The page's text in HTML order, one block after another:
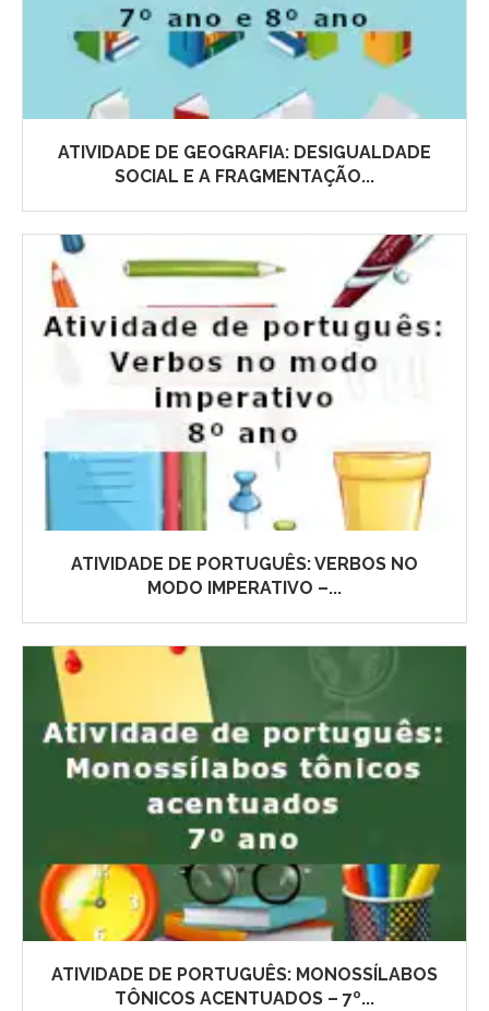
ATIVIDADE DE GEOGRAFIA: DESIGUALDADE
SOCIAL E A FRAGMENTAÇÃO...
ATIVIDADE DE PORTUGUÊS: VERBOS NO
MODO IMPERATIVO –...
ATIVIDADE DE PORTUGUÊS: MONOSSÍLABOS
TÔNICOS ACENTUADOS – 7º...